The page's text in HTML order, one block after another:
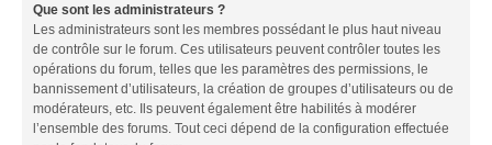
Que sont les administrateurs ?
Les administrateurs sont les membres possédant le plus haut niveau
de contrôle sur le forum. Ces utilisateurs peuvent contrôler toutes les
opérations du forum, telles que les paramètres des permissions, le
bannissement d’utilisateurs, la création de groupes d’utilisateurs ou de
modérateurs, etc. Ils peuvent également être habilités à modérer
l’ensemble des forums. Tout ceci dépend de la configuration effectuée